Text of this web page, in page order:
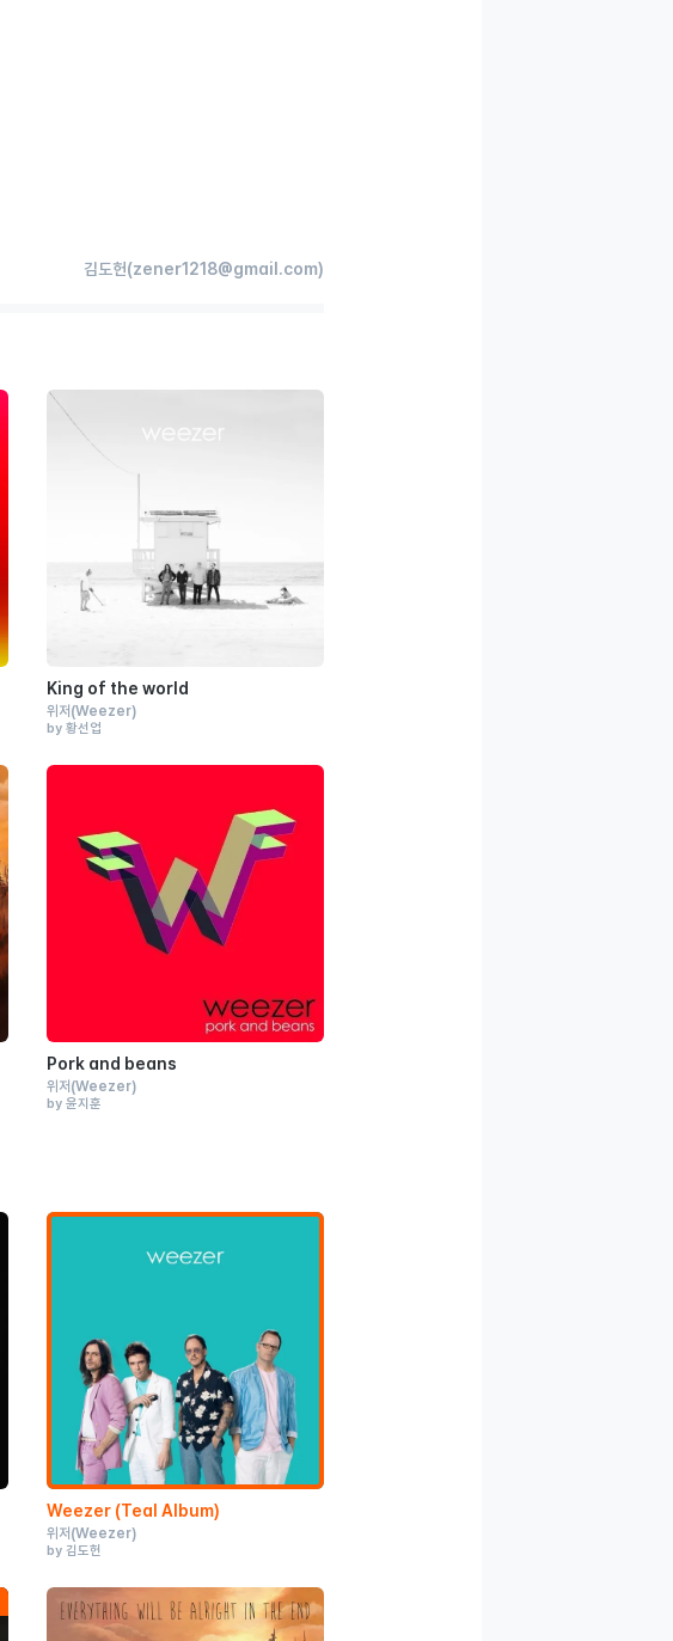
김도헌(zener1218@gmail.com)
King of the world
위저 (Weezer)
by 황선업
Pork and beans
위저 (Weezer)
by 윤지훈
Weezer (Teal Album)
위저 (Weezer)
by 김도헌